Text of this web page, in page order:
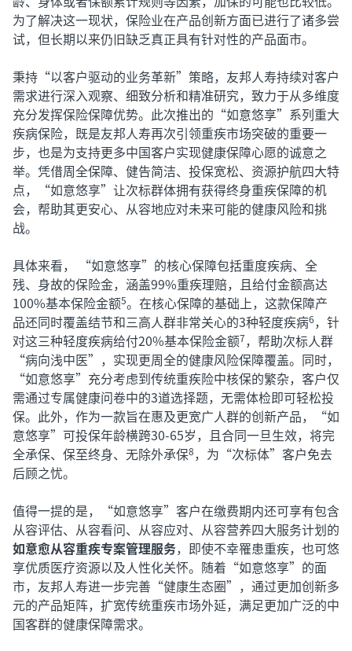
为了解决这一现状，保险业在产品创新方面已进行了诸多尝
试，但长期以来仍旧缺乏真正具有针对性的产品面市。
秉持“以客户驱动的业务革新”策略，友邦人寿持续对客户
需求进行深入观察、细致分析和精准研究，致力于从多维度
充分发挥保险保障优势。此次推出的“如意悠享”系列重大
疾病保险，既是友邦人寿再次引领重疾市场突破的重要一
步，也是为支持更多中国客户实现健康保障心愿的诚意之
举。凭借周全保障、健告简洁、投保宽松、资源护航四大特
点，“如意悠享”让次标群体拥有获得终身重疾保障的机
会，帮助其更安心、从容地应对未来可能的健康风险和挑
战。
具体来看， “如意悠享”的核心保障包括重度疾病、全
残、身故的保险金，涵盖99%重疾理赔，且给付金额高达
100%基本保险金额5。在核心保障的基础上，这款保障产
品还同时覆盖结节和三高人群非常关心的3种轻度疾病6，针
对这三种轻度疾病给付20%基本保险金额7，帮助次标人群
“病向浅中医”，实现更周全的健康风险保障覆盖。同时，
“如意悠享”充分考虑到传统重疾险中核保的繁杂，客户仅
需通过专属健康问卷中的3道选择题，无需体检即可轻松投
保。此外，作为一款旨在惠及更宽广人群的创新产品，“如
意悠享”可投保年龄横跨30-65岁，且合同一旦生效，将完
全承保、保至终身、无除外承保8，为“次标体”客户免去
后顾之忧。
值得一提的是，“如意悠享”客户在缴费期内还可享有包含
从容评估、从容看问、从容应对、从容营养四大服务计划的
如意愈从容重疾专案管理服务，即使不幸罹患重疾，也可悠
享优质医疗资源以及人性化关怀。随着“如意悠享”的面
市，友邦人寿进一步完善“健康生态圈”，通过更加创新多
元的产品矩阵，扩宽传统重疾市场外延，满足更加广泛的中
国客群的健康保障需求。